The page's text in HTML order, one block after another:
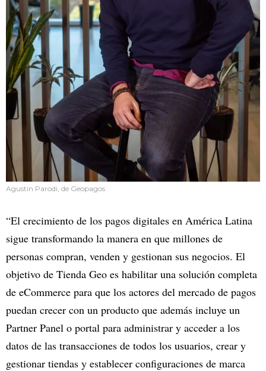
Agustin Parodi, de Geopagos
“El crecimiento de los pagos digitales en América Latina
sigue transformando la manera en que millones de
personas compran, venden y gestionan sus negocios. El
objetivo de Tienda Geo es habilitar una solución completa
de eCommerce para que los actores del mercado de pagos
puedan crecer con un producto que además incluye un
Partner Panel o portal para administrar y acceder a los
datos de las transacciones de todos los usuarios, crear y
gestionar tiendas y establecer configuraciones de marca